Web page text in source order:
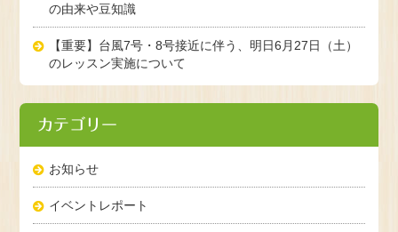
の由来や豆知識
【重要】台風7号・8号接近に伴う、明日6月27日（土）
のレッスン実施について
カテゴリー
お知らせ
イベントレポート